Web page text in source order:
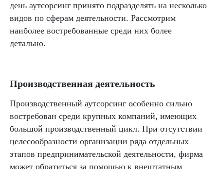
день аутсорсинг принято подразделять на несколько
видов по сферам деятельности. Рассмотрим
наиболее востребованные среди них более
детально.
Производственная деятельность
Производственный аутсорсинг особенно сильно
востребован среди крупных компаний, имеющих
большой производственный цикл. При отсутствии
целесообразности организации ряда отдельных
этапов предпринимательской деятельности, фирма
может обратиться за помощью к внештатным